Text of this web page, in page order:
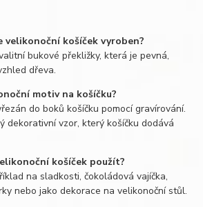
velikonoční košíček vyroben?
bukové překližky, která je pevná,
dřeva.
motiv na košíčku?
do boků košíčku pomocí gravírování.
dekorativní vzor, který košíčku dodává
košíček použít?
na sladkosti, čokoládová vajíčka,
nebo jako dekorace na velikonoční stůl.